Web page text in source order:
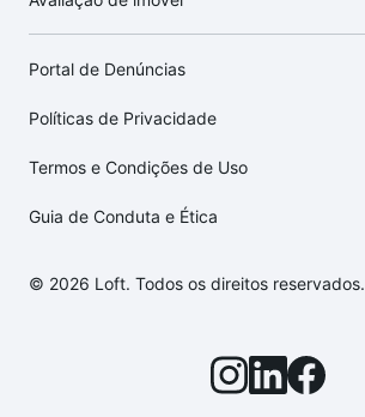
Portal de Denúncias
Políticas de Privacidade
Termos e Condições de Uso
Guia de Conduta e Ética
© 2026 Loft. Todos os direitos reservados.